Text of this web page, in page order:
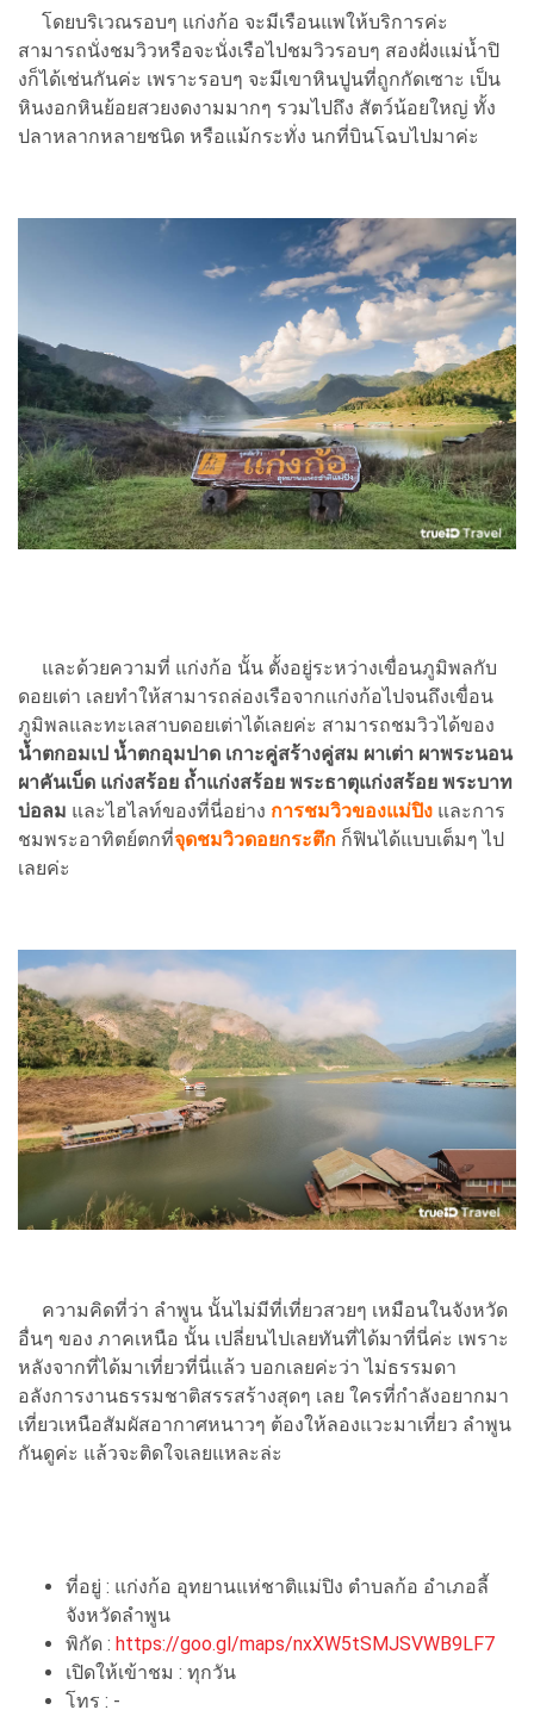
โดยบริเวณรอบๆ แก่งก้อ จะมีเรือนแพให้บริการค่ะ
สามารถนั่งชมวิวหรือจะนั่งเรือไปชมวิวรอบๆ สองฝั่งแม่น้ำปิ
งก็ได้เช่นกันค่ะ เพราะรอบๆ จะมีเขาหินปูนที่ถูกกัดเซาะ เป็น
หินงอกหินย้อยสวยงดงามมากๆ รวมไปถึง สัตว์น้อยใหญ่ ทั้ง
ปลาหลากหลายชนิด หรือแม้กระทั่ง นกที่บินโฉบไปมาค่ะ
และด้วยความที่ แก่งก้อ นั้น ตั้งอยู่ระหว่างเขื่อนภูมิพลกับ
ดอยเต่า เลยทำให้สามารถล่องเรือจากแก่งก้อไปจนถึงเขื่อน
ภูมิพลและทะเลสาบดอยเต่าได้เลยค่ะ สามารถชมวิวได้ของ
น้ำตกอมเป น้ำตกอุมปาด เกาะคู่สร้างคู่สม ผาเต่า ผาพระนอน
ผาคันเบ็ด แก่งสร้อย ถ้ำแก่งสร้อย พระธาตุแก่งสร้อย พระบาท
บ่อลม และไฮไลท์ของที่นี่อย่าง การชมวิวของแม่ปิง และการ
ชมพระอาทิตย์ตกที่จุดชมวิวดอยกระตึก ก็ฟินได้แบบเต็มๆ ไป
เลยค่ะ
ความคิดที่ว่า ลำพูน นั้นไม่มีที่เที่ยวสวยๆ เหมือนในจังหวัด
อื่นๆ ของ ภาคเหนือ นั้น เปลี่ยนไปเลยทันที่ได้มาที่นี่ค่ะ เพราะ
หลังจากที่ได้มาเที่ยวที่นี่แล้ว บอกเลยค่ะว่า ไม่ธรรมดา
อลังการงานธรรมชาติสรรสร้างสุดๆ เลย ใครที่กำลังอยากมา
เที่ยวเหนือสัมผัสอากาศหนาวๆ ต้องให้ลองแวะมาเที่ยว ลำพูน
กันดูค่ะ แล้วจะติดใจเลยแหละล่ะ
ที่อยู่ : แก่งก้อ อุทยานแห่ชาติแม่ปิง ตำบลก้อ อำเภอลี้
จังหวัดลำพูน
พิกัด : https://goo.gl/maps/nxXW5tSMJSVWB9LF7
เปิดให้เข้าชม : ทุกวัน
โทร : -